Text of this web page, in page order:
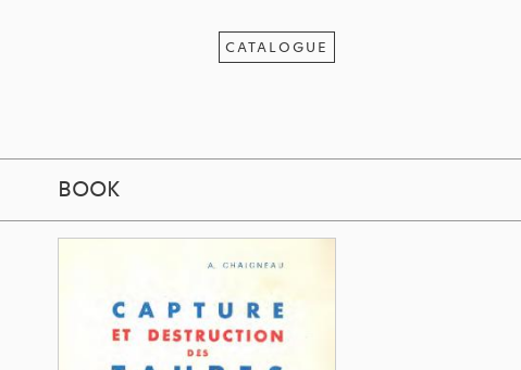
CATALOGUE
BOOK